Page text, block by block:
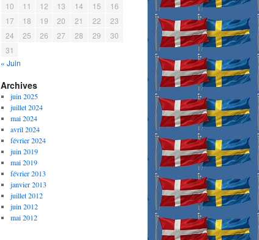
10
11 12 13 14 15
16
17
18 19 20 21 22
23
24
25 26 27 28 29
30
31
« Juin
Archives
juin 2025
juillet 2024
mai 2024
avril 2024
février 2024
juin 2019
mai 2019
février 2013
janvier 2013
juillet 2012
juin 2012
mai 2012